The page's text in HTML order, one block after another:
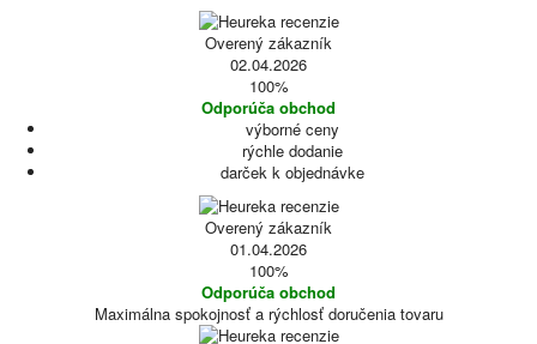
Overený zákazník
02.04.2026
100%
Odporúča obchod
výborné ceny
rýchle dodanie
darček k objednávke
Overený zákazník
01.04.2026
100%
Odporúča obchod
Maximálna spokojnosť a rýchlosť doručenia tovaru